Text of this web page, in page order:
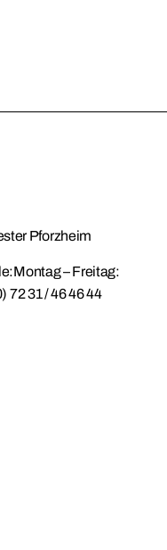
Pforzheim
Montag – Freitag:
72 31 / 46 46 44